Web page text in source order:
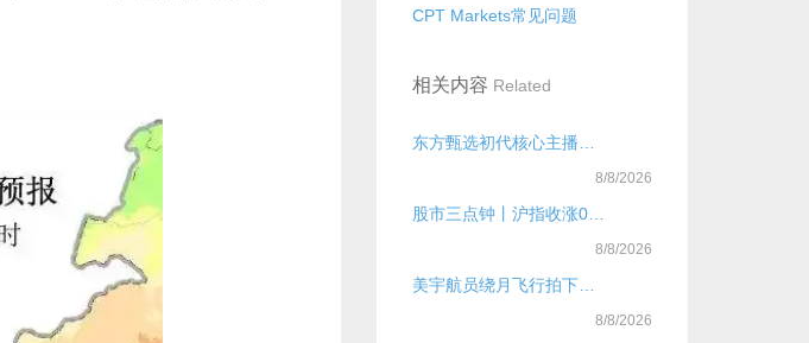
CPT Markets常见问题
相关内容 Related
8/8/2026
股市三点钟丨沪指收涨0.71%，重返4100点！A股近4000股飘红
8/8/2026
美宇航员绕月飞行拍下罕见“地落”：蓝色地球悄然躲进月球背后
8/8/2026